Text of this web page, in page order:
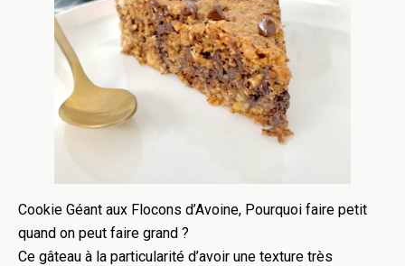
Cookie Géant aux Flocons d’Avoine, Pourquoi faire petit
quand on peut faire grand ?
Ce gâteau à la particularité d’avoir une texture très